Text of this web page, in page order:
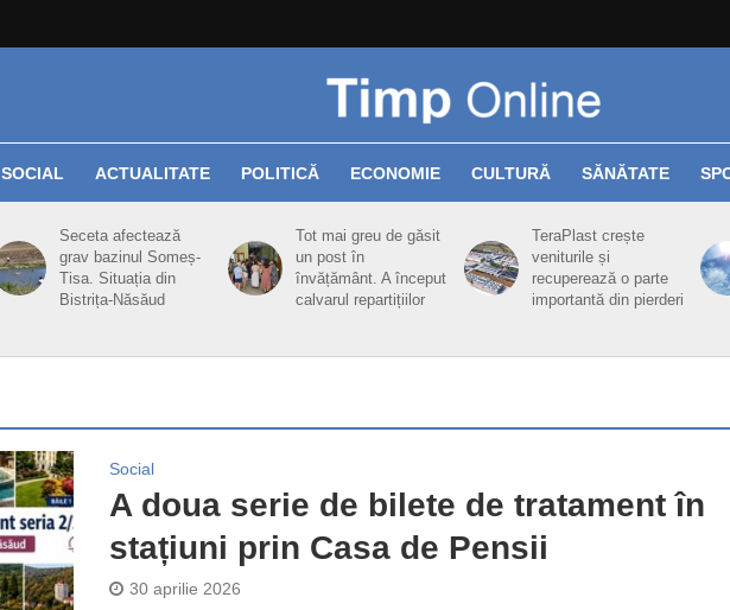
SOCIAL ACTUALITATE POLITICĂ ECONOMIE CULTURĂ SĂNĂTATE
Seceta afectează
grav bazinul Someș-
Tisa. Situația din
Bistrița-Năsăud
Tot mai greu de găsit
un post în
învățământ. A început
calvarul repartițiilor
TeraPlast crește
veniturile și
recuperează o parte
importantă din pierderi
Social
A doua serie de bilete de tratament în
stațiuni prin Casa de Pensii
30 aprilie 2026